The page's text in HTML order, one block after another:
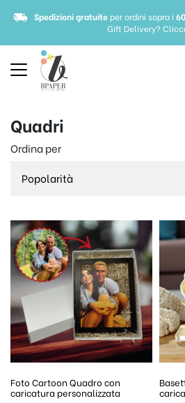
Spedizioni gratuiteper ordini sopra i
Gift Delivery?
Quadri
Ordina per
Foto Cartoon Quadro con
caricatura personalizzata